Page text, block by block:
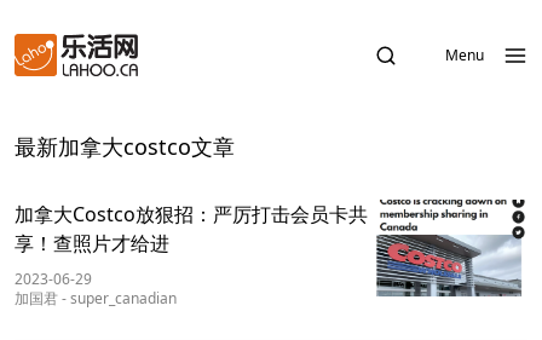
Menu
最新加拿大costco文章
加拿大Costco放狠招：严厉打击会员卡共
享！查照片才给进
2023-06-29
加国君-super_canadian